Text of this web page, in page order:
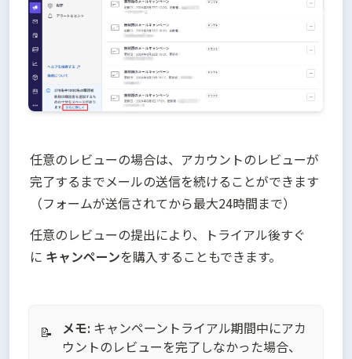
任意のレビューの場合は、アカウントのレビューが
完了するまでメールの送信を続けることができます
（フォームが送信されてから最大24時間まで）
任意のレビューの提出により、トライアル後すぐ
に キャンペーンを購入することもできます。
📝 メモ: キャンペーントライアル期間中にアカ
ウントのレビューを完了しなかった場合、